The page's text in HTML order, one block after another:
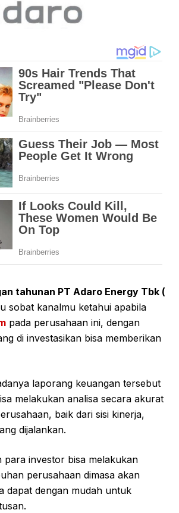
tahunan PT Adaro Energy Tbk (
sobat kanalmu ketahui apabila
pada perusahaan ini, dengan
di investasikan bisa memberikan
laporang keuangan tersebut
melakukan analisa secara akurat
baik dari sisi kinerja,
dijalankan.
para investor bisa melakukan
perusahaan dimasa akan
dapat dengan mudah untuk